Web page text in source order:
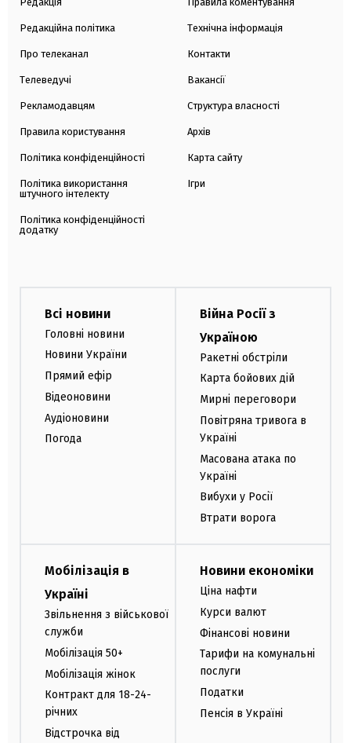
Редакційна політика
Про телеканал
Телеведучі
Рекламодавцям
Правила користування
Політика конфіденційності
Політика використання
штучного інтелекту
Політика конфіденційності
додатку
Технічна інформація
Контакти
Вакансії
Структура власності
Архів
Карта сайту
Ігри
Всі новини
Головні новини
Новини України
Прямий ефір
Відеоновини
Аудіоновини
Погода
Війна Росії з
Україною
Ракетні обстріли
Карта бойових дій
Мирні переговори
Повітряна тривога в
Україні
Масована атака по
Україні
Вибухи у Росії
Втрати ворога
Мобілізація в
Україні
Звільнення з військової
служби
Мобілізація 50+
Мобілізація жінок
Контракт для 18-24-
річних
Відстрочка від
Новини економіки
Ціна нафти
Курси валют
Фінансові новини
Тарифи на комунальні
послуги
Податки
Пенсія в Україні